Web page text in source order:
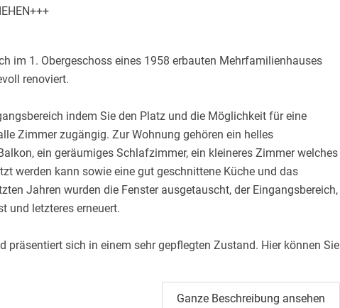
im 1. Obergeschoss eines 1958 erbauten Mehrfamilienhauses
renoviert.
indem Sie den Platz und die Möglichkeit für eine
Zimmer zugängig. Zur Wohnung gehören ein helles
ein geräumiges Schlafzimmer, ein kleineres Zimmer welches
werden kann sowie eine gut geschnittene Küche und das
Jahren wurden die Fenster ausgetauscht, der Eingangsbereich,
und letzteres erneuert.
präsentiert sich in einem sehr gepflegten Zustand. Hier können Sie
wir freuen uns auf Ihren Anruf.Ganze Beschreibung ansehen